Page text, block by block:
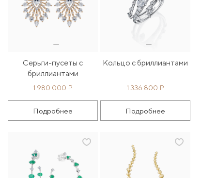
1 980 000 ₽
Серьги-пусеты с
бриллиантами
Подробнее
1 336 800 ₽
Кольцо с бриллиантами
Подробнее